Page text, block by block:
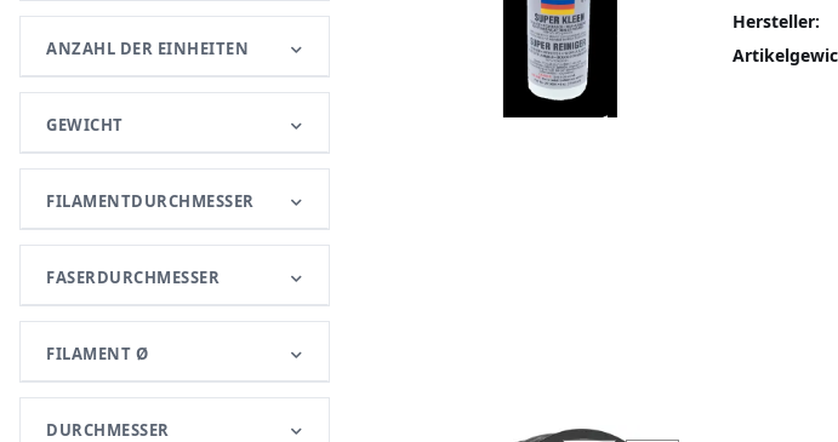
Hersteller:
ANZAHL DER EINHEITEN
GEWICHT
FILAMENTDURCHMESSER
FASERDURCHMESSER
FILAMENT Ø
DURCHMESSER